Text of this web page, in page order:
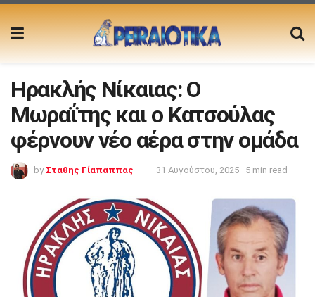
Ηρακλής Νίκαιας: Ο
Μωραΐτης και ο Κατσούλας
φέρνουν νέο αέρα στην ομάδα
by Σταθης Γίαπαππας 31 Αυγούστου, 2025 5 min read